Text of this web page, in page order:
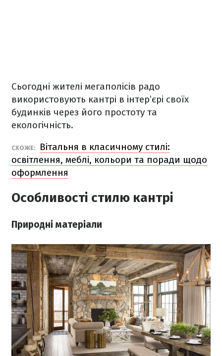
Сьогодні жителі мегаполісів радо
використовують кантрі в інтер’єрі своїх
будинків через його простоту та
екологічність.
СХОЖЕ:
Вітальня в класичному стилі:
освітлення, меблі, кольори та поради щодо
оформлення
Особливості стилю кантрі
Природні матеріали